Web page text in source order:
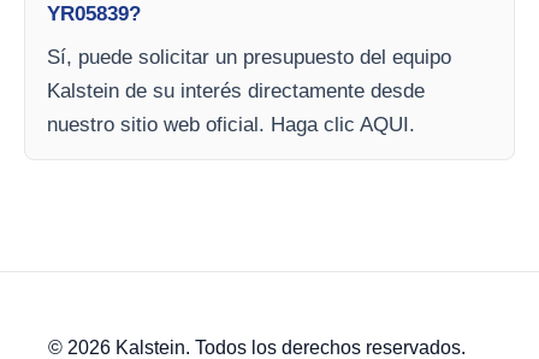
YR05839?
Sí, puede solicitar un presupuesto del equipo
Kalstein de su interés directamente desde
nuestro sitio web oficial. Haga clic AQUI.
© 2026 Kalstein. Todos los derechos reservados.